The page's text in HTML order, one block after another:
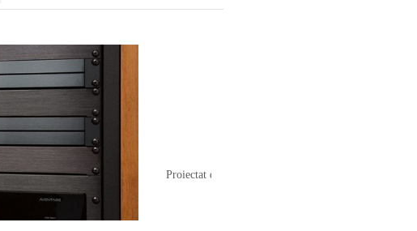
Proiectat de la baza pentru instalarea personalizata,